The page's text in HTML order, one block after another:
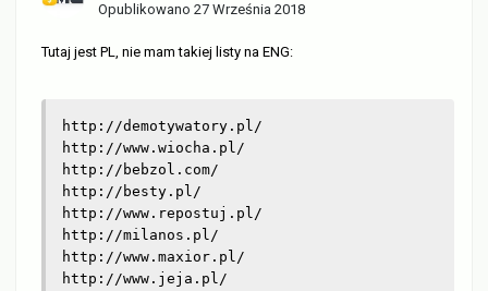
Opublikowano 27 Września 2018
Tutaj jest PL, nie mam takiej listy na ENG:
http://demotywatory.pl/
http://www.wiocha.pl/
http://bebzol.com/
http://besty.pl/
http://www.repostuj.pl/
http://milanos.pl/
http://www.maxior.pl/
http://www.jeja.pl/